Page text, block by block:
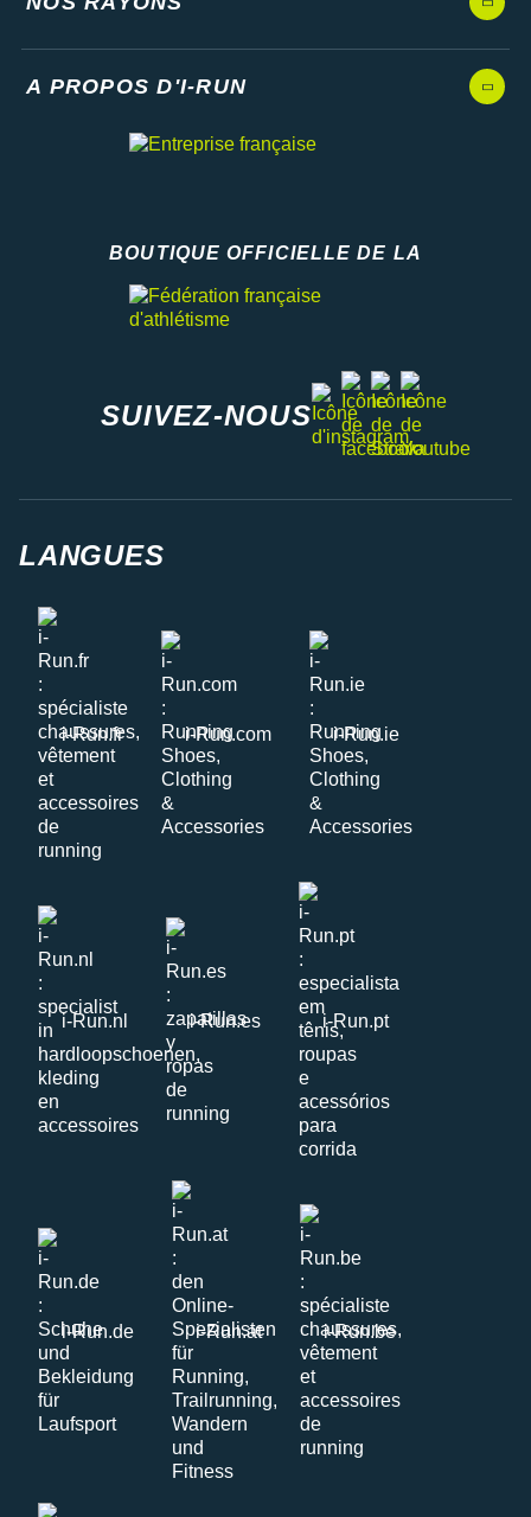
A PROPOS D'I-RUN
BOUTIQUE OFFICIELLE DE LA
SUIVEZ-NOUS
instagram
facebook
stravayoutube
LANGUES
i-Run.fr i-Run.com i-Run.ie
i-Run.nl i-Run.es i-Run.pt
i-Run.de i-Run.at i-Run.be